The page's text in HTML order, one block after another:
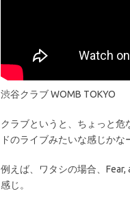
渋谷クラブ WOMB TOKYO
クラブというと、ちょっと
ドのライブみたいな感じかな
例えば、ワタシの場合、
感じ。